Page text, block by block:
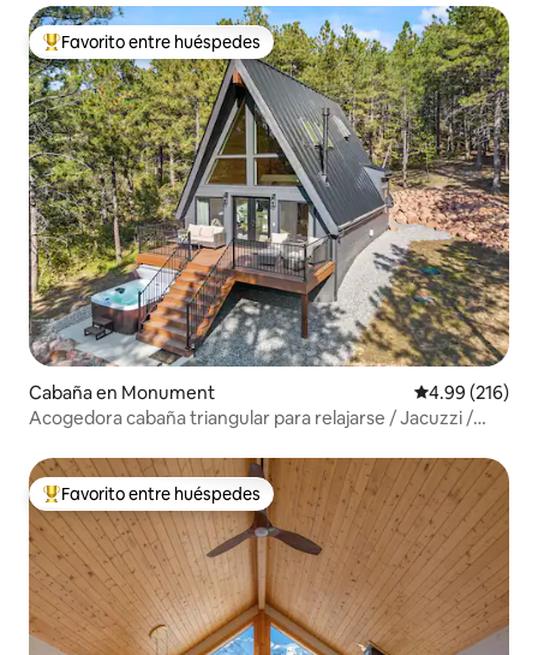
De los mejores en Favorito entre huéspedes
Favorito entre huéspedes
Cabaña en Monument Calificación
4.99 (216)
Acogedora cabaña triangular para relajarse / Jacuzzi /
De los mejores en Favorito entre huéspedes
Favorito entre huéspedes